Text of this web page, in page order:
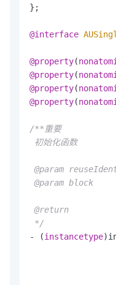
};
@interface
@property(
@property(
@property(
@property(
/**重要
初始化函数
@param
@param block
@return
*/
- (instancetype